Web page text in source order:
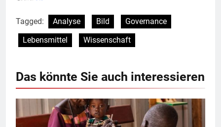
Tagged: Analyse Bild
Governance
Lebensmittel
Wissenschaft
Das könnte Sie auch interessieren